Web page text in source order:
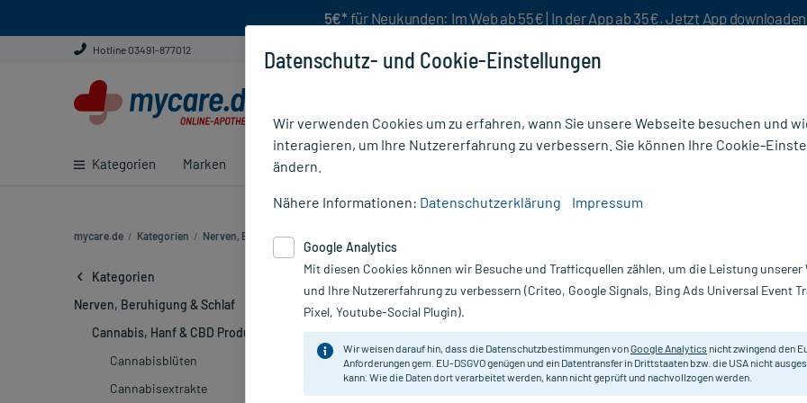
5€* für Neukunden: Im Web ab 55€ | In der App ab 35€. Jetzt App downloaden
Hotline 03491-877012
Kategorien Marken Ratgeber
mycare.de / Kategorien / Nerven, Beruhigung & Schlaf
Kategorien
Nerven, Beruhigung & Schlaf
Cannabis, Hanf & CBD Produkte
Cannabisblüten
Cannabisextrakte
CBD Kosmetik
CBD Kosmetik überzeugt durch ihre pflegenden und beruhigenden
Kosmetik aufgrund ihrer talgreduzierenden und antioxidativen Wirkung
Kosmetik kaufen und IhreHautoptimal pflegen. Entdecken Sie unsere Auswahl
Datenschutz- und Cookie-Einstellungen
Wir verwenden Cookies um zu erfahren, wann Sie unsere Webseite besuchen und
interagieren, um Ihre Nutzererfahrung zu verbessern. Sie können Ihre Cookie-
ändern.
Nähere Informationen: Datenschutzerklärung Impressum
Google Analytics
Mit diesen Cookies können wir Besuche und Trafficquellen zählen, um die Leistung unserer
und Ihre Nutzererfahrung zu verbessern (Criteo, Google Signals, Bing Ads Universal Event
Pixel, Youtube-Social Plugin).
Wir weisen darauf hin, dass die Datenschutzbestimmungen vonGoogle Analytics nicht zwingend den
Anforderungen gem. EU-DSGVO genügen und ein Datentransfer in Drittstaaten bzw. die USA nicht
kann. Wie die Daten dort verarbeitet werden, kann nicht geprüft und nachvollzogen werden.